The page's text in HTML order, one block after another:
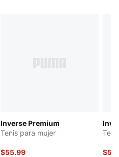
Inverse Premium
Tenis para mujer
$55.99